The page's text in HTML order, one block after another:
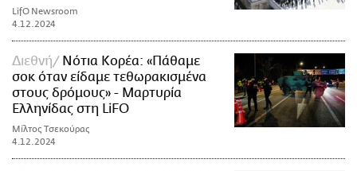
LifO Newsroom
4.12.2024
Διεθνή
Νότια Κορέα: «Πάθαμε
σοκ όταν είδαμε τεθωρακισμένα
στους δρόμους» - Μαρτυρία
Ελληνίδας στη LiFO
Μίλτος Τσεκούρας
4.12.2024